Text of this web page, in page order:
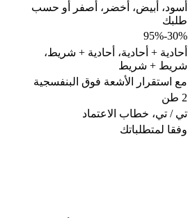
أسود، أبيض، أخضر، أصفر أو حسب
طلبك
30%-95%
أحادية + أحادية، أحادية + شريط،
شريط + شريط
مع استقرار الأشعة فوق البنفسجية
2 طن
تي / تي، خطاب الاعتماد
وفقا لمتطلباتك